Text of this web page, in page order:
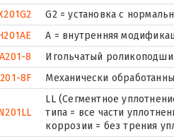
G2 = установка с
A = внутренняя
8
Игольчатый
8F
Механически
LL (Сегментное
типа = все части
коррозии = без трения